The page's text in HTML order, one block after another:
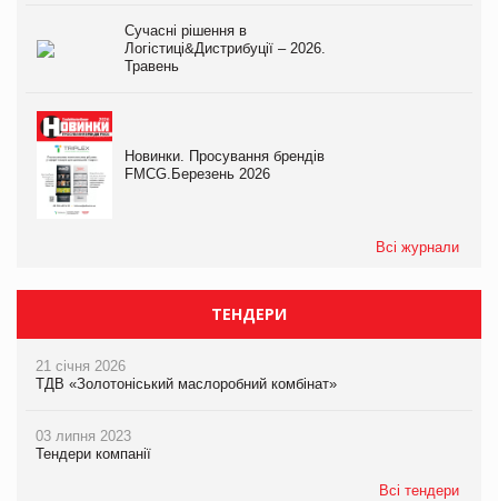
Сучасні рішення в
Логістиці&Дистрибуції – 2026.
Травень
Новинки. Просування брендів
FMCG.Березень 2026
Всі журнали
ТЕНДЕРИ
21 січня 2026
ТДВ «Золотоніський маслоробний комбінат»
03 липня 2023
Тендери компанії
Всі тендери